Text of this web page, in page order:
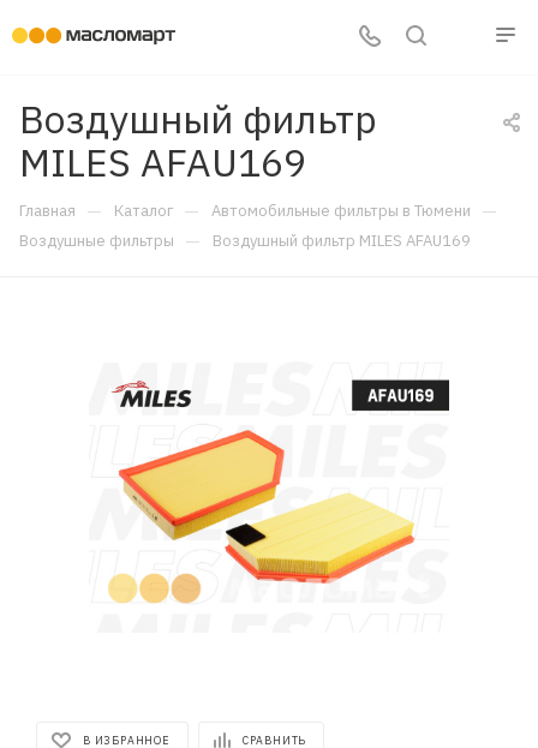
Воздушный фильтр
MILES AFAU169
Главная — Каталог — Автомобильные фильтры в Тюмени —
Воздушные фильтры — Воздушный фильтр MILES AFAU169
В ИЗБРАННОЕ СРАВНИТЬ